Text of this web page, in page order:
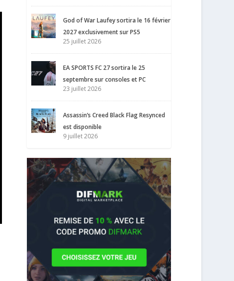
God of War Laufey sortira le 16 février
2027 exclusivement sur PS5
25 juillet 2026
EA SPORTS FC 27 sortira le 25
septembre sur consoles et PC
23 juillet 2026
Assassin’s Creed Black Flag Resynced
est disponible
9 juillet 2026